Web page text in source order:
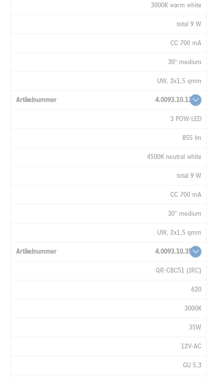
3000K warm white
total 9 W
CC 700 mA
30° medium
UW, 2x1,5 qmm
4.0093.10.13
3 POW-LED
855 lm
4500K neutral white
total 9 W
CC 700 mA
30° medium
UW, 2x1,5 qmm
4.0093.10.35
QR-CBC51 (IRC)
620
3000K
35W
12V-AC
GU 5,3